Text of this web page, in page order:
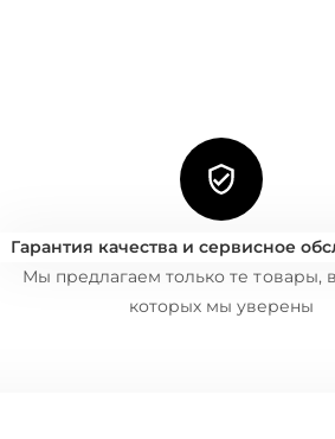
Гарантия качества и сервисное
Мы предлагаем только те товары,
которых мы уверены